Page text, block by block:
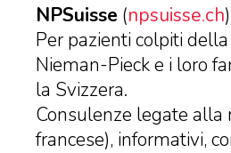
NPSuisse (npsuisse.ch)
Per pazienti colpiti
Nieman-Pieck e i loro
la Svizzera.
Consulenze legate alla
francese), informativi,